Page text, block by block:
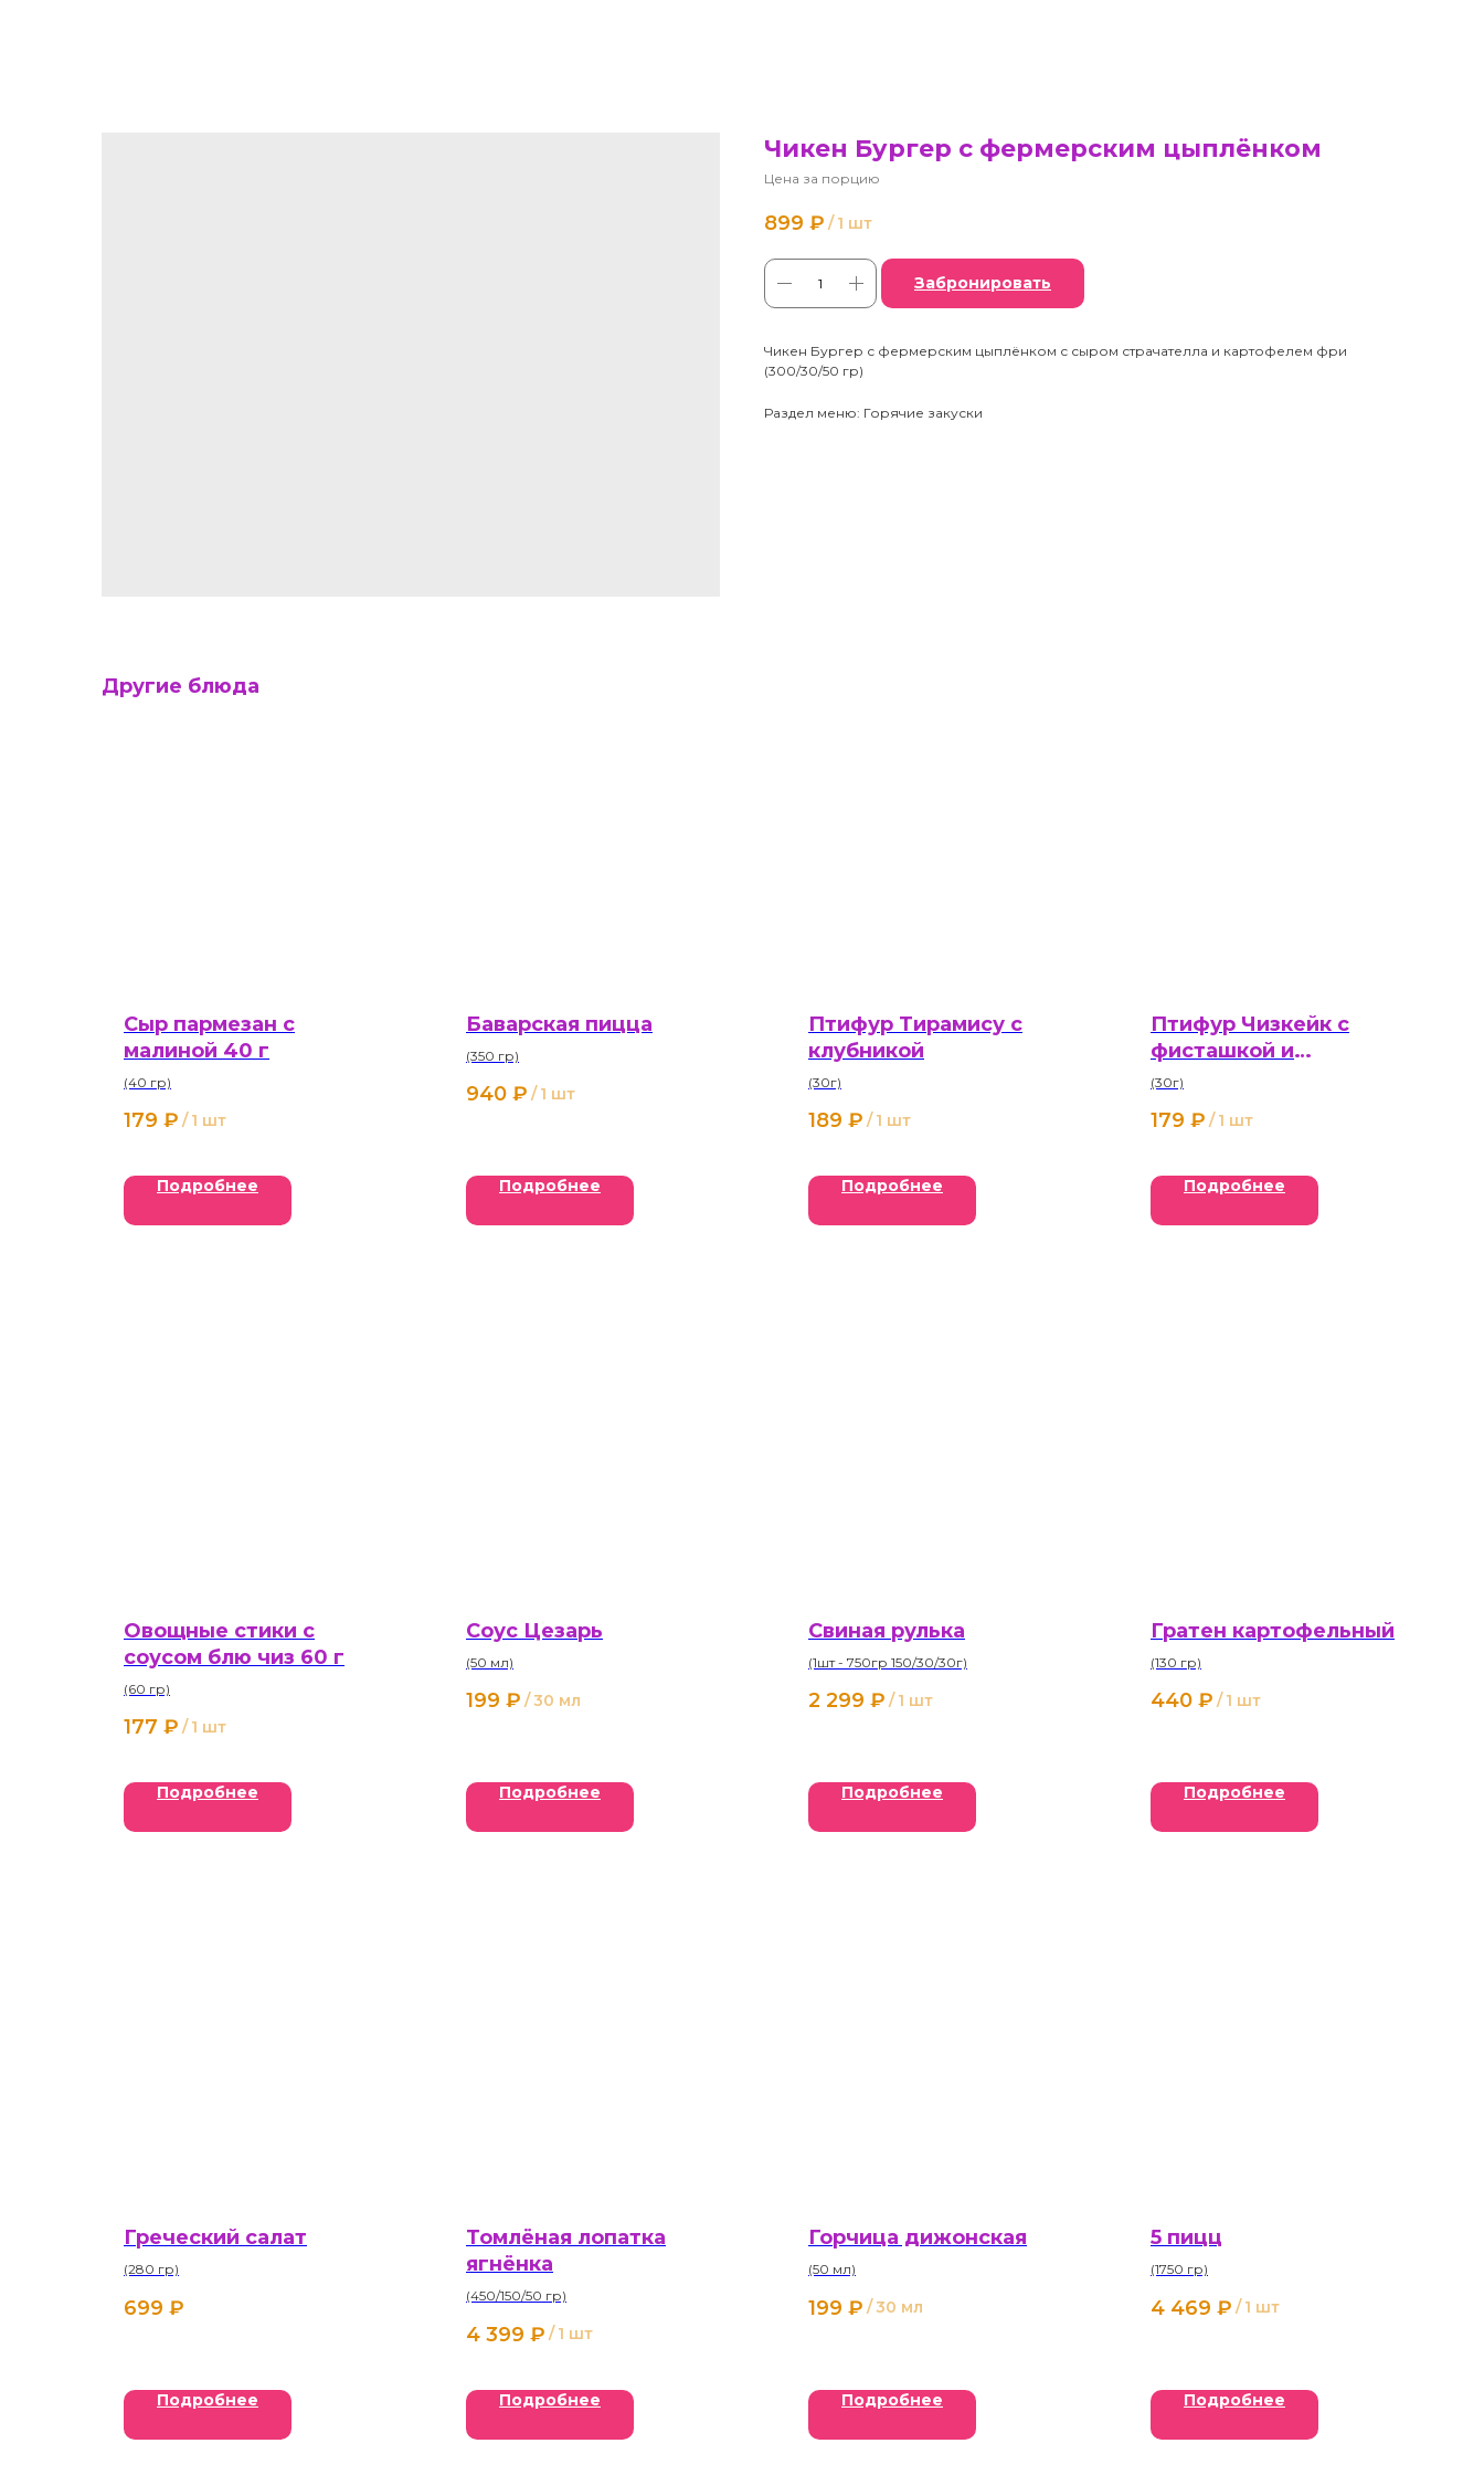
Чикен Бургер с фермерским цыплёнком
Цена за порцию
899 ₽ / 1 шт
Забронировать
Чикен Бургер с фермерским цыплёнком с сыром страчателла и картофелем фри
(300/30/50 гр)
Раздел меню: Горячие закуски
Другие блюда
Сыр пармезан с
малиной 40 г
(40 гр)
179 ₽ / 1 шт
Подробнее
Баварская пицца
(350 гр)
940 ₽ / 1 шт
Подробнее
Птифур Тирамису с
клубникой
(30г)
189 ₽ / 1 шт
Подробнее
Птифур Чизкейк с
фисташкой и
клубникой
(30г)
179 ₽ / 1 шт
Подробнее
Овощные стики с
соусом блю чиз 60 г
(60 гр)
177 ₽ / 1 шт
Подробнее
Соус Цезарь
(50 мл)
199 ₽ /30 мл
Подробнее
Свиная рулька
(1шт - 750гр 150/30/30г)
2 299 ₽ / 1 шт
Подробнее
Гратен картофельный
(130 гр)
440 ₽ / 1 шт
Подробнее
Греческий салат
(280 гр)
699 ₽
Подробнее
Томлёная лопатка
ягнёнка
(450/150/50 гр)
4 399 ₽ / 1 шт
Подробнее
Горчица дижонская
(50 мл)
199 ₽ /30 мл
Подробнее
5 пицц
(1750 гр)
4 469 ₽ / 1 шт
Подробнее